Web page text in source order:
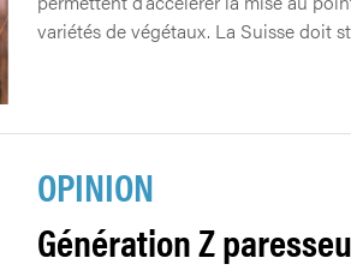
variétés de végétaux. La Suisse doit
OPINION
Génération Z